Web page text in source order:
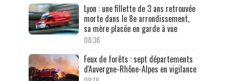
Lyon : une fillette de 3 ans retrouvée
morte dans le 8e arrondissement,
sa mère placée en garde à vue
08:36
Feux de forêts : sept départements
d'Auvergne-Rhône-Alpes en vigilance